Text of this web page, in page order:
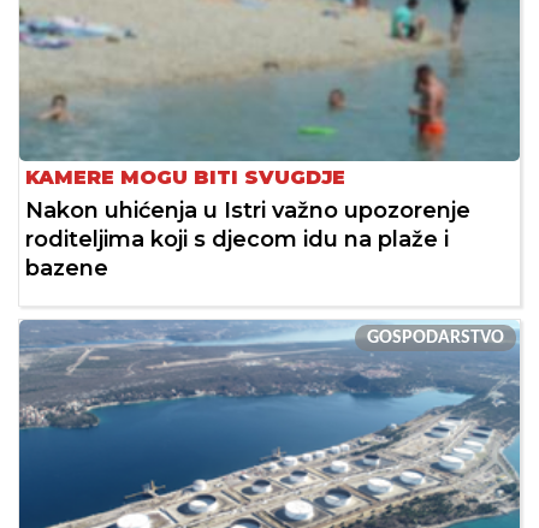
KAMERE MOGU BITI SVUGDJE
Nakon uhićenja u Istri važno upozorenje
roditeljima koji s djecom idu na plaže i
bazene
GOSPODARSTVO